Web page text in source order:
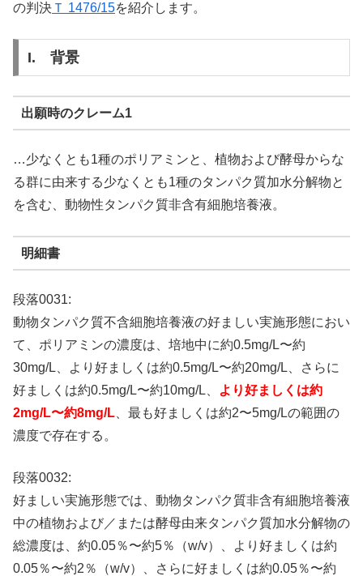
の判決 Ｔ 1476/15を紹介します。
I. 背景
出願時のクレーム1
…少なくとも1種のポリアミンと、植物および酵母からな
る群に由来する少なくとも1種のタンパク質加水分解物と
を含む、動物性タンパク質非含有細胞培養液。
明細書
段落0031:
動物タンパク質不含細胞培養液の好ましい実施形態におい
て、ポリアミンの濃度は、培地中に約0.5mg/L〜約
30mg/L、より好ましくは約0.5mg/L〜約20mg/L、さらに
好ましくは約0.5mg/L〜約10mg/L、
より好ましくは約
2mg/L〜約8mg/L 、最も好ましくは約2〜5mg/Lの範囲の
濃度で存在する。
段落0032:
好ましい実施形態では、動物タンパク質非含有細胞培養液
中の植物および／または酵母由来タンパク質加水分解物の
総濃度は、約0.05％〜約5％（w/v）、より好ましくは約
0.05％〜約2％（w/v）、さらに好ましくは約0.05％〜約